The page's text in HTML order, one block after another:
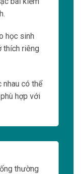
học sinh
thích riêng
nhau có thể
hợp với
thường